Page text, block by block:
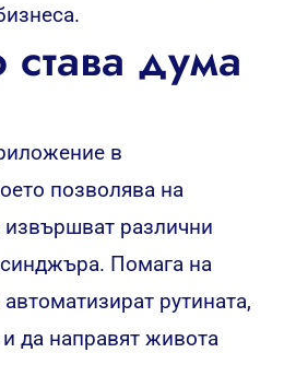
става дума
в
позволява на
извършват различни
Помага на
рутината,
да направят живота